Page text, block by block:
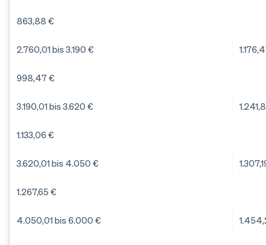
863,88 €
2.760,01 bis 3.190 €
998,47 €
3.190,01 bis 3.620 €
1.133,06 €
3.620,01 bis 4.050 €
1.267,65 €
4.050,01 bis 6.000 €